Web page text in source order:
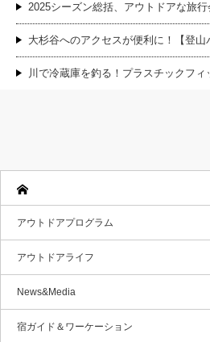
2025シーズン総括、アウトドアな旅
大杉谷へのアクセスが便利に！【登山
川で冷蔵庫を釣る！プラスチックフィ
アウトドアプログラム
アウトドアライフ
News&Media
宿ガイド＆ワーケーション